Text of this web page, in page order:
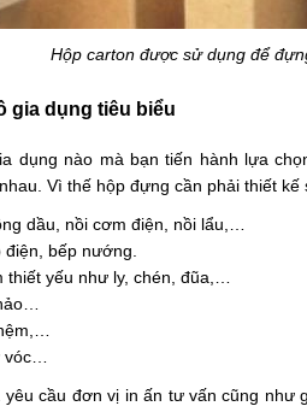
Hộp carton được sử dụng để
gia dụng tiêu biểu
dụng nào mà bạn tiến hành lựa
Vì thế hộp đựng cần phải thiết
dầu, nồi cơm điện, nồi lẩu,…
bếp nướng.
yếu như ly, chén, đũa,…
cầu đơn vị in ấn tư vấn cũng